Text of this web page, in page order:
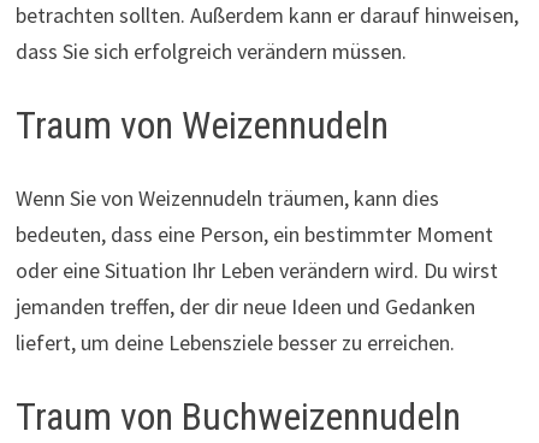
betrachten sollten. Außerdem kann er darauf hinweisen,
dass Sie sich erfolgreich verändern müssen.
Traum von Weizennudeln
Wenn Sie von Weizennudeln träumen, kann dies
bedeuten, dass eine Person, ein bestimmter Moment
oder eine Situation Ihr Leben verändern wird. Du wirst
jemanden treffen, der dir neue Ideen und Gedanken
liefert, um deine Lebensziele besser zu erreichen.
Traum von Buchweizennudeln